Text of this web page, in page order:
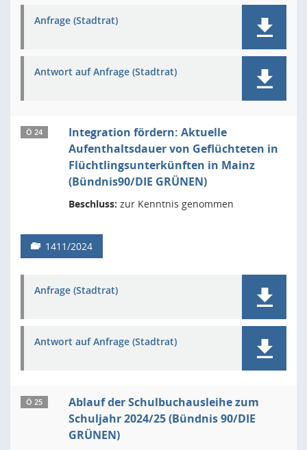
Anfrage (Stadtrat)
Antwort auf Anfrage (Stadtrat)
Ö 24
Integration fördern: Aktuelle
Aufenthaltsdauer von Geflüchteten in
Flüchtlingsunterkünften in Mainz
(Bündnis90/DIE GRÜNEN)
Beschluss: zur Kenntnis genommen
1411/2024
Anfrage (Stadtrat)
Antwort auf Anfrage (Stadtrat)
Ö 25
Ablauf der Schulbuchausleihe zum
Schuljahr 2024/25 (Bündnis 90/DIE
GRÜNEN)